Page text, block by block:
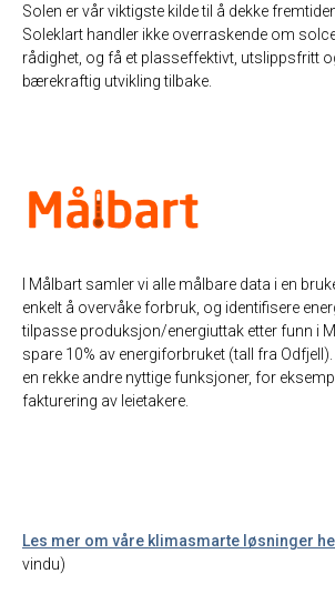
Solen er vår viktigste kilde til å dekke
Soleklart handler ikke overraskende om
rådighet, og få et plasseffektivt, utslippsfritt
bærekraftig utvikling tilbake.
I Målbart samler vi alle målbare data i en
enkelt å overvåke forbruk, og identifisere
tilpasse produksjon/energiuttak etter funn i
spare 10% av energiforbruket (tall fra
en rekke andre nyttige funksjoner, for
fakturering av leietakere.
Les mer om våre klimasmarte løsninger
vindu)